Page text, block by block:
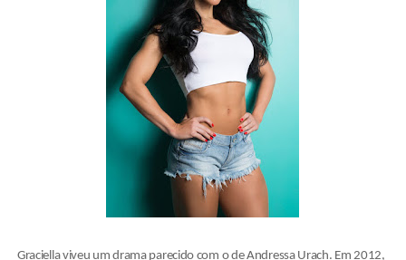
Graciella viveu um drama parecido com o de Andressa Urach. Em 2012,